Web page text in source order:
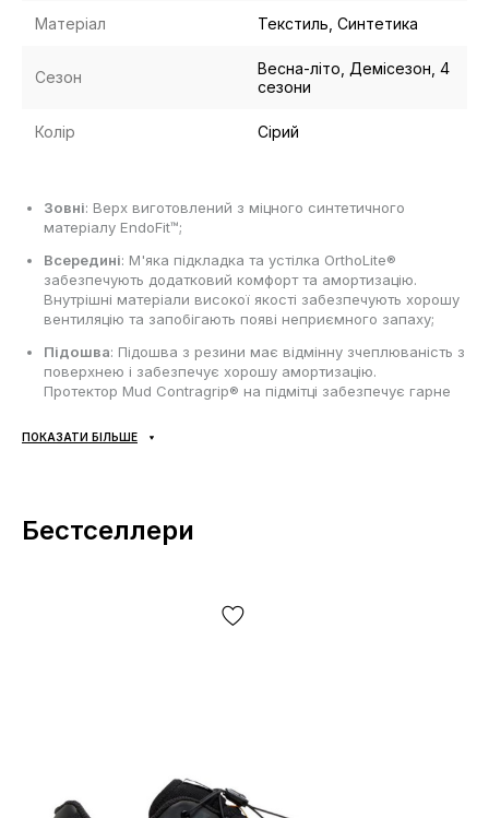
Матеріал Текстиль, Синтетика
Сезон
Весна-літо, Демісезон, 4
сезони
Колір Сірий
Зовні: Верх виготовлений з міцного синтетичного
матеріалу EndoFit™;
Всередині: М'яка підкладка та устілка OrthoLite®
забезпечують додатковий комфорт та амортизацію.
Внутрішні матеріали високої якості забезпечують хорошу
вентиляцію та запобігають появі неприємного запаху;
Підошва: Підошва з резини має відмінну зчеплюваність з
поверхнею і забезпечує хорошу амортизацію.
Протектор Mud Contragrip® на підмітці забезпечує гарне
забезпечує гарне тертя та стабільність при ходьбі;
передбачено! Оплата здійснюється при отриманні, після
безпосередньо на відділенні пошти!
ПОКАЗАТИ БІЛЬШЕ
Бестселлери